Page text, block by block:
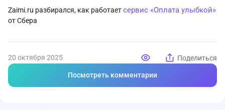
Zaimi.ru разбирался, как работаетсервис «Оплата улыбкой»
от Сбера
20 октября 2025 Поделиться
Посмотреть комментарии